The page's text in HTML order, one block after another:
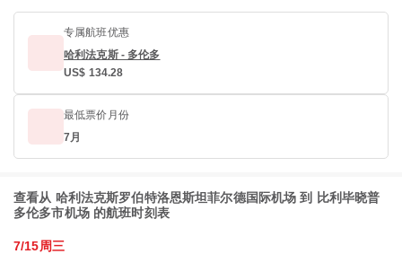
专属航班优惠
哈利法克斯 - 多伦多
US$ 134.28
最低票价月份
7月
查看从 哈利法克斯罗伯特洛恩斯坦菲尔德国际机场 到 比利毕晓普
多伦多市机场 的航班时刻表
7/15周三